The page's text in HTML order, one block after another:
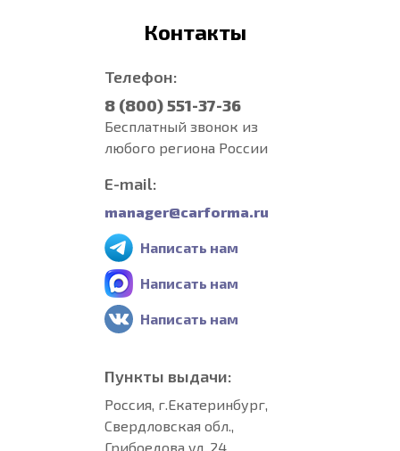
Контакты
Телефон:
8 (800) 551-37-36
Бесплатный звонок из
любого региона России
E-mail:
manager@carforma.ru
Написать нам
Написать нам
Написать нам
Пункты выдачи:
Россия, г.Екатеринбург,
Свердловская обл.,
Грибоедова ул, 24